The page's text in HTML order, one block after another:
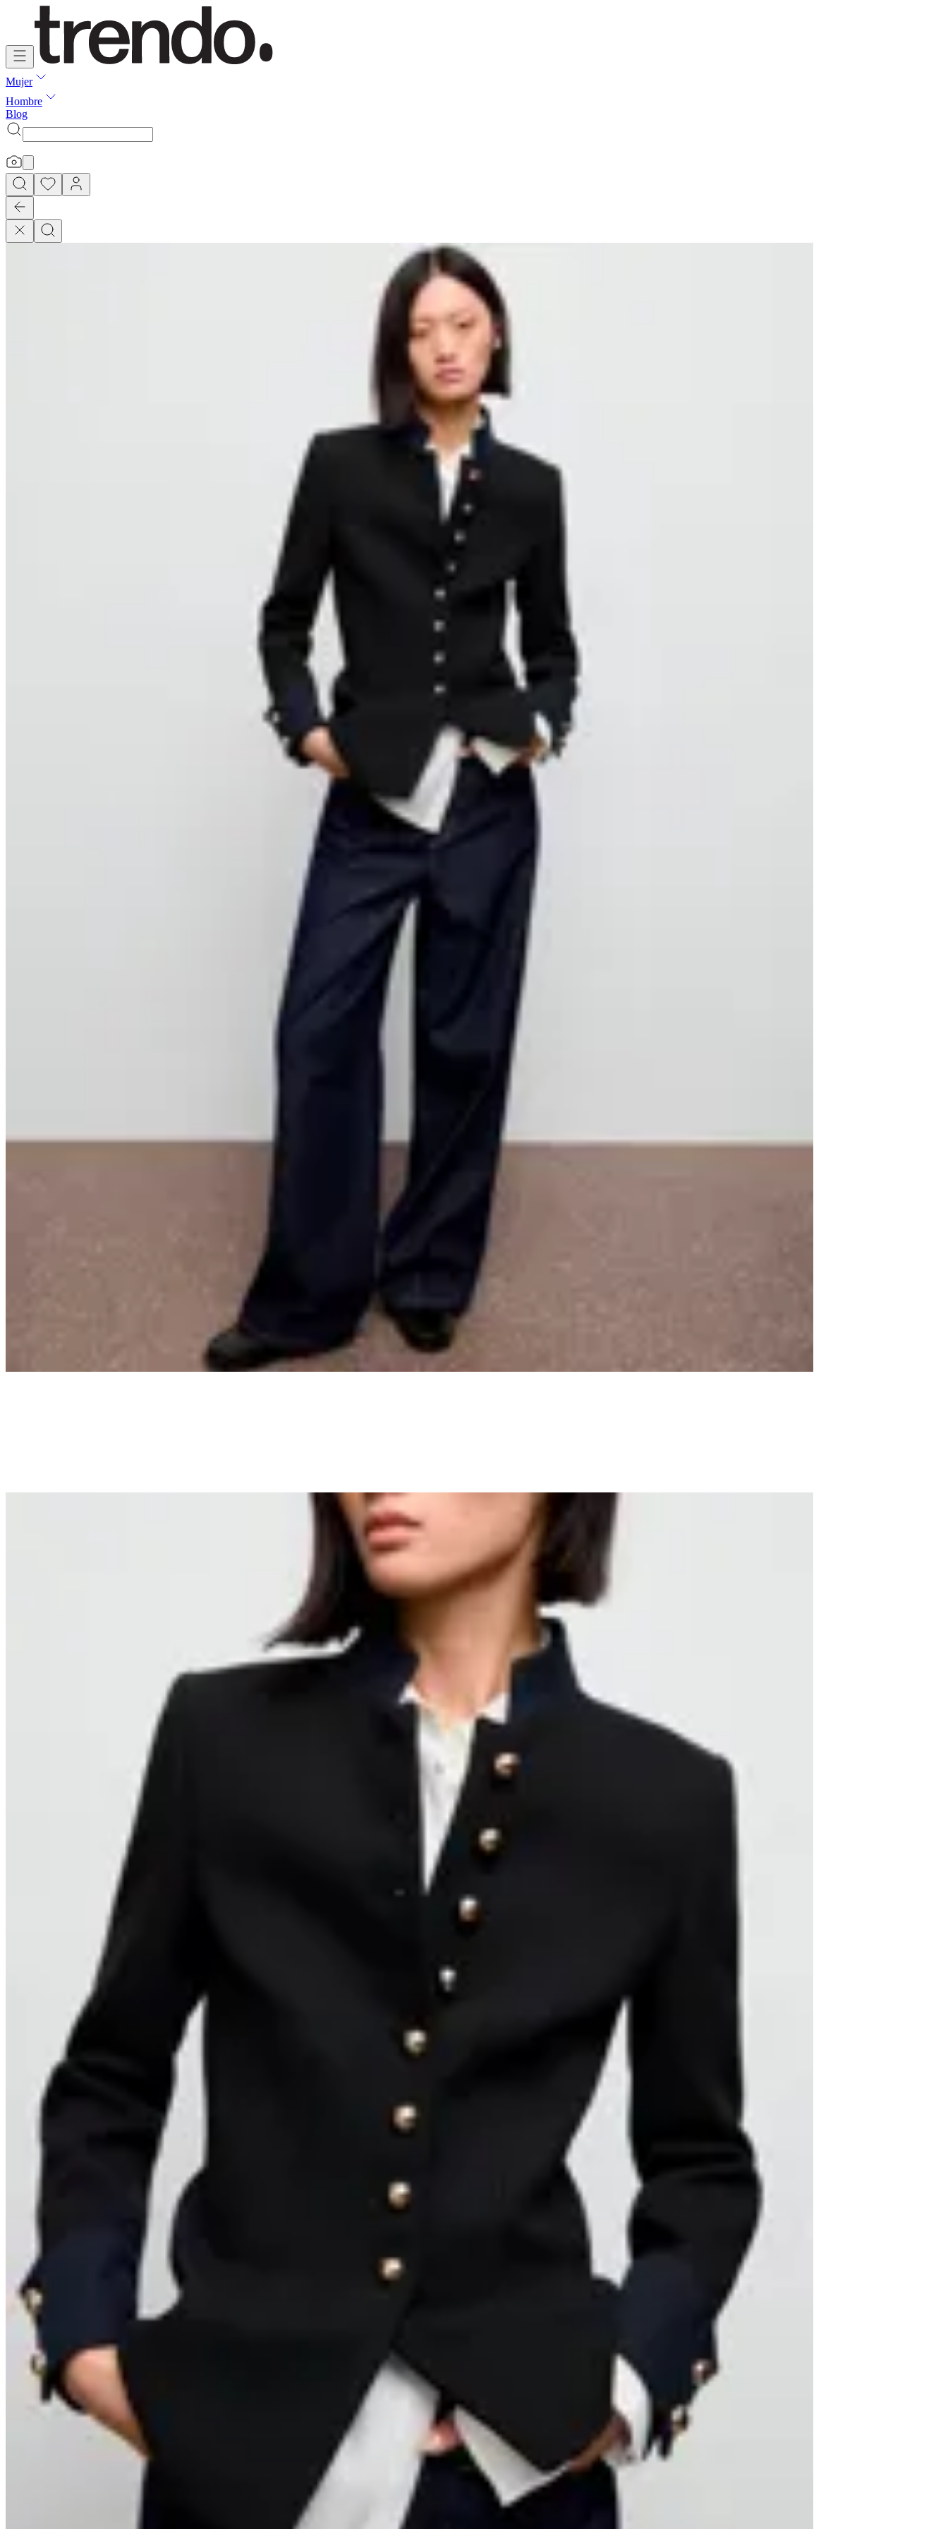
Mujer
Hombre
Blog